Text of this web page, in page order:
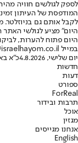
לספק לגולשים חוויה
המודפסת של העיתון
לקבל אותם גם בניוזלטר.
היום" מציע לגולשי
היום פתוח להערות,
במייל hayom@israelhayom.co.il.
יום שלישי, 4.8.2026
כ"א
חדשות
דעות
ספורט
ForReal
תרבות ובידור
אוכל
מגזין
אנחנו מגייסים
English